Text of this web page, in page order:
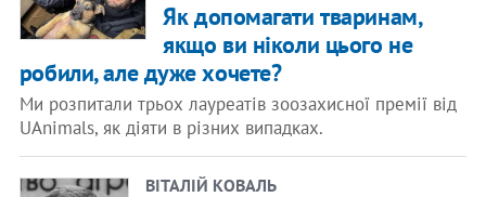
Як допомагати тваринам,
якщо ви ніколи цього не
робили, але дуже хочете?
Ми розпитали трьох лауреатів зоозахисної премії від
UAnimals, як діяти в різних випадках.
ВІТАЛІЙ КОВАЛЬ